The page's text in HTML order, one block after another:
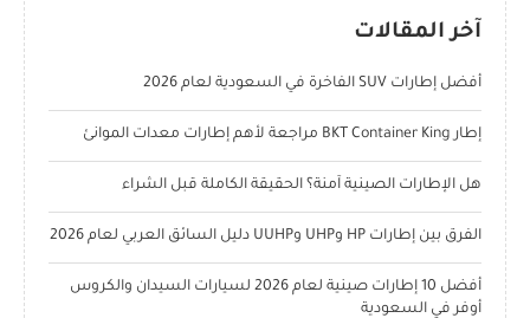
آخر المقالات
أفضل إطارات SUV الفاخرة في السعودية لعام 2026
إطار BKT Container King مراجعة لأهم إطارات معدات الموانئ
هل الإطارات الصينية آمنة؟ الحقيقة الكاملة قبل الشراء
الفرق بين إطارات HP وUHP وUUHP دليل السائق العربي لعام 2026
أفضل 10 إطارات صينية لعام 2026 لسيارات السيدان والكروس
أوفر في السعودية